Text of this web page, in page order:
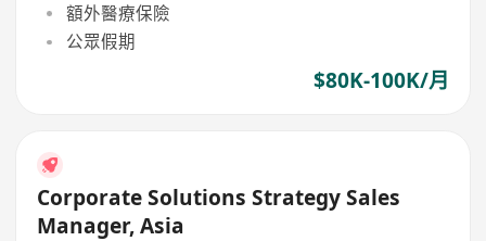
額外醫療保險
公眾假期
$80K-100K/月
Corporate Solutions Strategy Sales
Manager, Asia